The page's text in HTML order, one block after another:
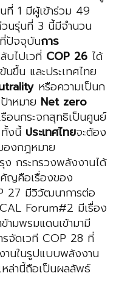
ที่ 1 มีผู้เข้าร่วม 49
นรุ่นที่ 3 นี้มีจำนวน
ปัจจุบันการ
บไปเวที่ COP 26 ได้
นขึ้น และประเทศไทย
หรือความเป็นก
าหมาย Net zero
อนกระจกสุทธิเป็นศูนย์
งนี้ ประเทศไทยจะต้อง
องกฎหมาย
กระทรวงพลังงานได้
ญคือเรื่องของ
27 มีวิวัฒนาการต่อ
Forum#2 มีเรื่อง
ามพรมแดนเข้ามามี
จัดเวที COP 28 ที่
านในรูปแบบพลังงาน
ล่านี้ถือเป็นผลลัพธ์